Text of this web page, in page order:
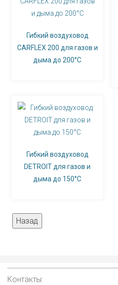
Гибкий воздуховод
CARFLEX 200 для газов и
дыма до 200°С
Гибкий воздуховод
DETROIT для газов и
дыма до 150°С
Контакты: